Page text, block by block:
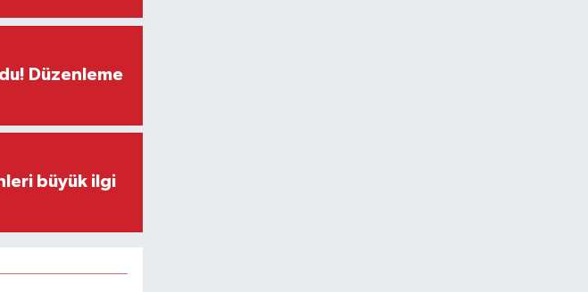
Düzenleme
büyük ilgi